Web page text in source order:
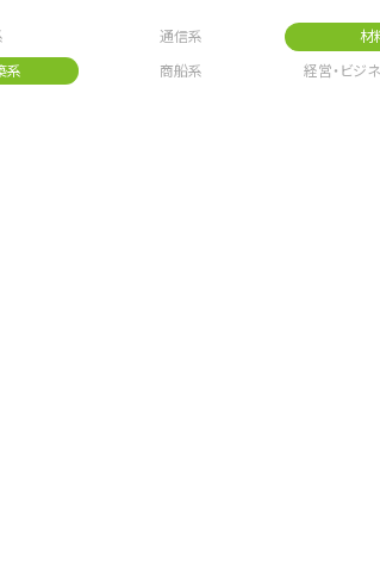
通信系
材
系 商船系 経営・ビジ